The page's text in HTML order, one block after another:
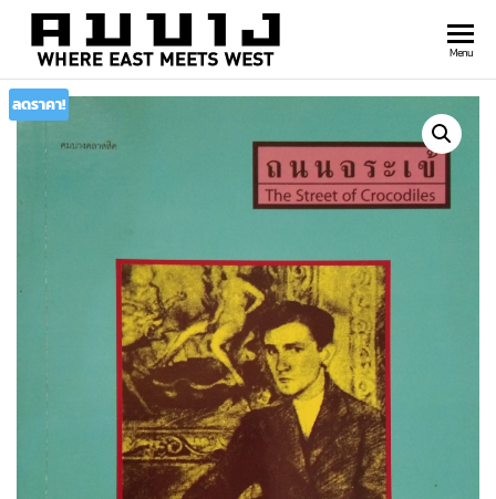
พิมพ์
คมบาง
east
meets
Menu
ลดราคา!